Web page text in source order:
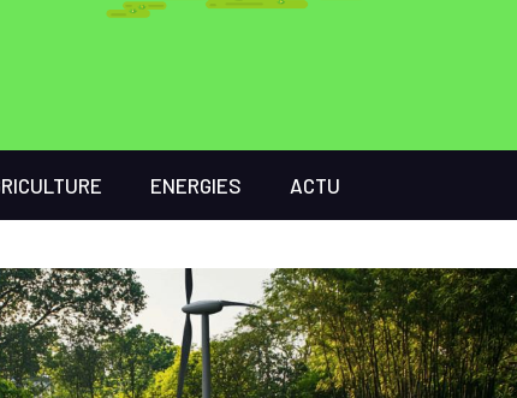
ENERGIES ACTU